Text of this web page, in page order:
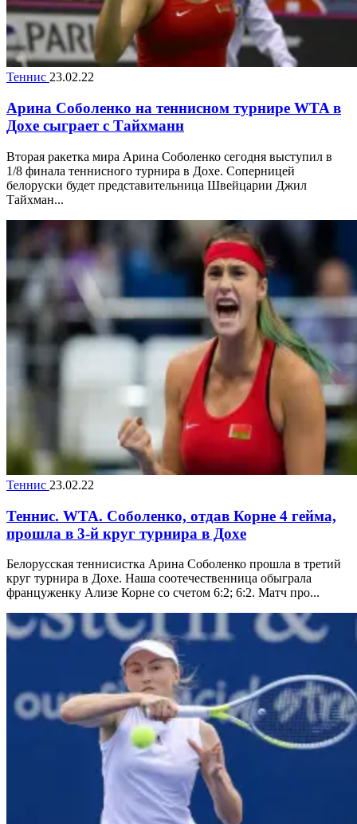
Теннис 23.02.22
Арина Соболенко на теннисном турнире WTA в
Дохе сыграет с Тайхманн
Вторая ракетка мира Арина Соболенко сегодня выступил в
1/8 финала теннисного турнира в Дохе. Соперницей
белоруски будет представительница Швейцарии Джил
Тайхман...
Теннис 23.02.22
Теннис. WTA. Соболенко, отдав Корне 4 гейма,
прошла в 3-й круг турнира в Дохе
Белорусская теннисистка Арина Соболенко прошла в третий
круг турнира в Дохе. Наша соотечественница обыграла
француженку Ализе Корне со счетом 6:2; 6:2. Матч про...